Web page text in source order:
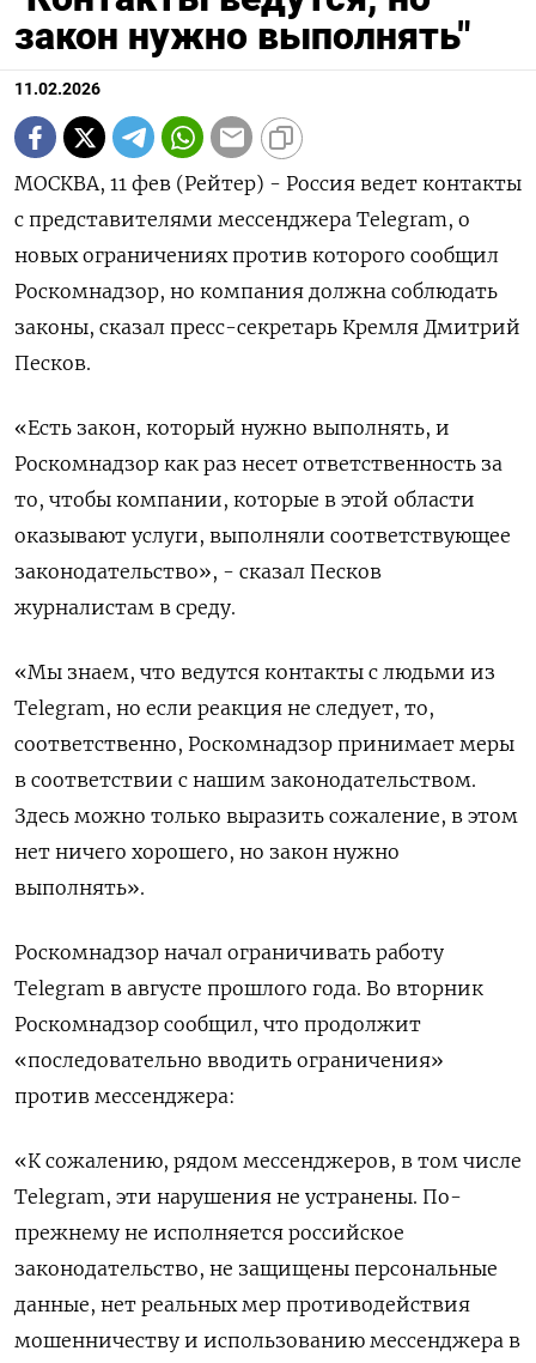
закон нужно выполнять"
11.02.2026
МОСКВА, 11 фев (Рейтер) - Россия ведет контакты
с представителями мессенджера Telegram, о
новых ограничениях против которого сообщил
Роскомнадзор, но ‌компания должна соблюдать
законы, сказал пресс-секретарь Кремля Дмитрий
Песков.
«Есть закон, который нужно выполнять, и
Роскомнадзор ​как раз несет ответственность ​за
то, ​чтобы компании, ⁠которые в этой области
оказывают услуги, ‌выполняли соответствующее
законодательство», - сказал Песков
‌журналистам в среду.
«Мы знаем, что ведутся контакты с ​людьми из
Telegram, но если реакция не ‌следует, то,
соответственно, Роскомнадзор принимает меры
в соответствии ​с нашим законодательством.
Здесь можно только выразить сожаление, ‌в этом
нет ничего хорошего, но закон нужно
выполнять».
Роскомнадзор начал ограничивать работу
Telegram в ​августе прошлого года. ​Во вторник
‌Роскомнадзор сообщил, что продолжит
«последовательно вводить ограничения»
против ​мессенджера:
«К сожалению, рядом мессенджеров, в том числе
Telegram, эти нарушения не устранены. По-
прежнему не исполняется российское
законодательство, не защищены персональные
данные, нет реальных мер противодействия
мошенничеству и использованию мессенджера в